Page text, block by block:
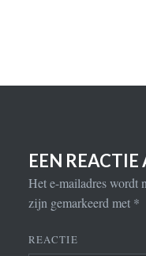
EEN
Het e-mailadres wordt
zijn gemarkeerd met *
REACTIE